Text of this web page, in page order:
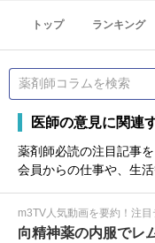
トップ ランキング
医師の意見に関連
薬剤師必読の注目記事
会員からの仕事や、生
m3TV人気動画を要約！注
向精神薬の内服でレ